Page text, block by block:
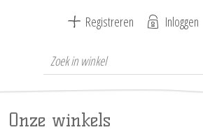
Registreren Inloggen
Onze winkels